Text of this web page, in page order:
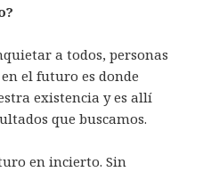
a todos, personas
el futuro es donde
existencia y es allí
que buscamos.
en incierto. Sin